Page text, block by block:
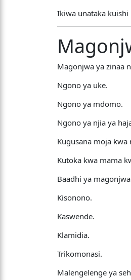
Ikiwa unataka
Magonjwa ya zinaa
Ngono ya uke.
Ngono ya mdomo.
Ngono ya njia ya
Kugusana moja
Kutoka kwa mama
Baadhi ya
Kisonono.
Kaswende.
Klamidia.
Trikomonasi.
Malengelenge ya